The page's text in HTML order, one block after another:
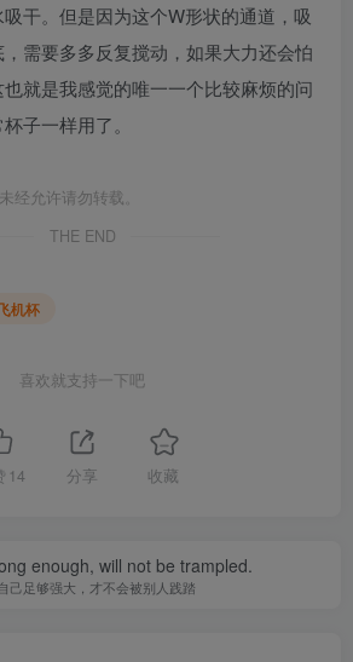
干。但是因为这个W形状的通道，吸
需要多多反复搅动，如果大力还会怕
就是我感觉的唯一一个比较麻烦的问
子一样用了。
经允许请勿转载。
THE END
机杯
喜欢就支持一下吧
14 分享 收藏
enough, will not be trampled.
己足够强大，才不会被别人践踏